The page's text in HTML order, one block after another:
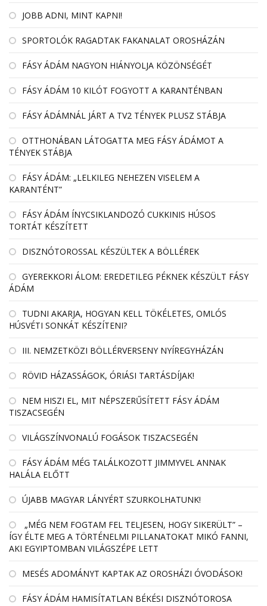
JOBB ADNI, MINT KAPNI!
SPORTOLÓK RAGADTAK FAKANALAT OROSHÁZÁN
FÁSY ÁDÁM NAGYON HIÁNYOLJA KÖZÖNSÉGÉT
FÁSY ÁDÁM 10 KILÓT FOGYOTT A KARANTÉNBAN
FÁSY ÁDÁMNÁL JÁRT A TV2 TÉNYEK PLUSZ STÁBJA
OTTHONÁBAN LÁTOGATTA MEG FÁSY ÁDÁMOT A
TÉNYEK STÁBJA
FÁSY ÁDÁM: „LELKILEG NEHEZEN VISELEM A
KARANTÉNT”
FÁSY ÁDÁM ÍNYCSIKLANDOZÓ CUKKINIS HÚSOS
TORTÁT KÉSZÍTETT
DISZNÓTOROSSAL KÉSZÜLTEK A BÖLLÉREK
GYEREKKORI ÁLOM: EREDETILEG PÉKNEK KÉSZÜLT FÁSY
ÁDÁM
TUDNI AKARJA, HOGYAN KELL TÖKÉLETES, OMLÓS
HÚSVÉTI SONKÁT KÉSZÍTENI?
III. NEMZETKÖZI BÖLLÉRVERSENY NYÍREGYHÁZÁN
RÖVID HÁZASSÁGOK, ÓRIÁSI TARTÁSDÍJAK!
NEM HISZI EL, MIT NÉPSZERŰSÍTETT FÁSY ÁDÁM
TISZACSEGÉN
VILÁGSZÍNVONALÚ FOGÁSOK TISZACSEGÉN
FÁSY ÁDÁM MÉG TALÁLKOZOTT JIMMYVEL ANNAK
HALÁLA ELŐTT
ÚJABB MAGYAR LÁNYÉRT SZURKOLHATUNK!
„MÉG NEM FOGTAM FEL TELJESEN, HOGY SIKERÜLT” –
ÍGY ÉLTE MEG A TÖRTÉNELMI PILLANATOKAT MIKÓ FANNI,
AKI EGYIPTOMBAN VILÁGSZÉPE LETT
MESÉS ADOMÁNYT KAPTAK AZ OROSHÁZI ÓVODÁSOK!
FÁSY ÁDÁM HAMISÍTATLAN BÉKÉSI DISZNÓTOROSA